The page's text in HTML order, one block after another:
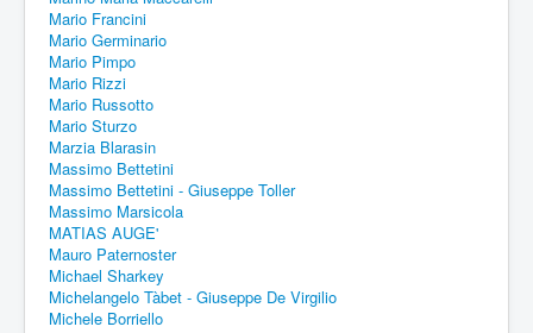
Mario Francini
Mario Germinario
Mario Pimpo
Mario Rizzi
Mario Russotto
Mario Sturzo
Marzia Blarasin
Massimo Bettetini
Massimo Bettetini - Giuseppe Toller
Massimo Marsicola
MATIAS AUGE'
Mauro Paternoster
Michael Sharkey
Michelangelo Tàbet - Giuseppe De Virgilio
Michele Borriello